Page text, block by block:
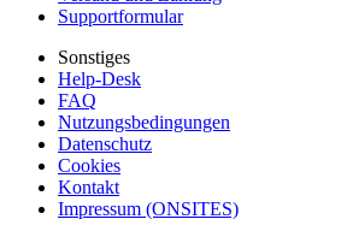
Supportformular
Sonstiges
Help-Desk
FAQ
Nutzungsbedingungen
Datenschutz
Cookies
Kontakt
Impressum (ONSITES)